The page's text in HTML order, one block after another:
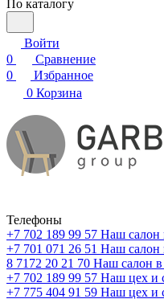
По каталогу
Войти
0
Сравнение
0
Избранное
0 Корзина
Телефоны
+7 702 189 99 57 Наш
+7 701 071 26 51 Наш
8 7172 20 21 70 Наш салон
+7 702 189 99 57 Наш цех и
+7 775 404 91 59 Наш цех и